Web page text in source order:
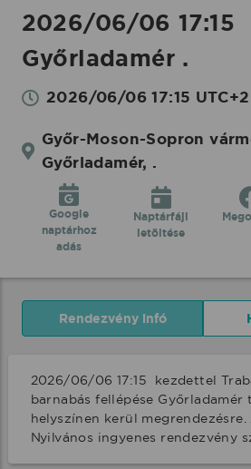
2026/06/06 17:15
Győrladamér .
2026/06/06 17:15 UTC+2
Győr-Moson-Sopron
Győrladamér, .
Google
naptárhoz
adás
Naptárfájl
letöltése
Rendezvény infó
2026/06/06 17:15  kezdettel
barnabás fellépése Győrladamér
helyszínen kerül megrendezésre.
Nyilvános ingyenes rendezvény